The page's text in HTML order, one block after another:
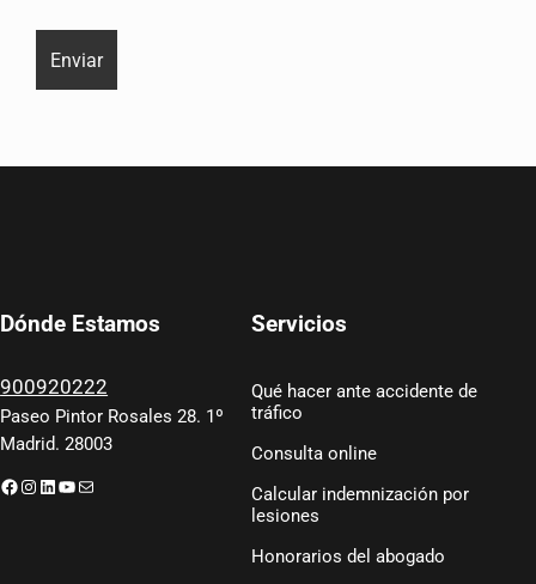
Dónde Estamos
900920222
Paseo Pintor Rosales 28. 1º
Madrid. 28003
Facebook
Instagram
LinkedIn
YouTube
Correo electrónico
Servicios
Qué hacer ante accidente de
tráfico
Consulta online
Calcular indemnización por
lesiones
Honorarios del abogado